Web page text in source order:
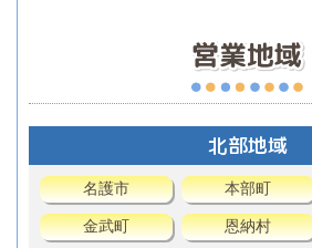
北部地域
名護市 本部町
金武町 恩納村